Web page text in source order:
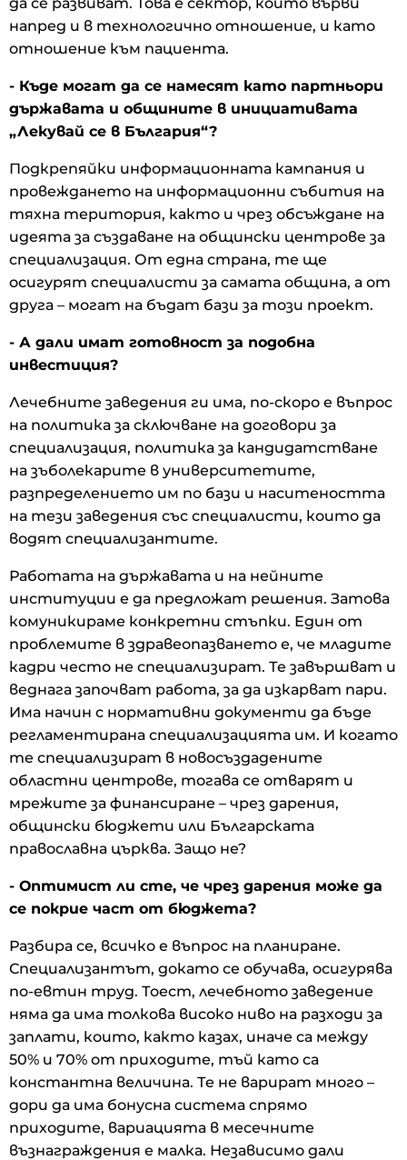
напред и в технологично отношение, и като
отношение към пациента.
- Къде могат да се намесят като партньори
държавата и общините в инициативата
„Лекувай се в България“?
Подкрепяйки информационната кампания и
провеждането на информационни събития на
тяхна територия, както и чрез обсъждане на
идеята за създаване на общински центрове за
специализация. От една страна, те ще
осигурят специалисти за самата община, а от
друга – могат на бъдат бази за този проект.
- А дали имат готовност за подобна
инвестиция?
Лечебните заведения ги има, по-скоро е въпрос
на политика за сключване на договори за
специализация, политика за кандидатстване
на зъболекарите в университетите,
разпределението им по бази и наситеността
на тези заведения със специалисти, които да
водят специализантите.
Работата на държавата и на нейните
институции е да предложат решения. Затова
комуникираме конкретни стъпки. Един от
проблемите в здравеопазването е, че младите
кадри често не специализират. Те завършват и
веднага започват работа, за да изкарват пари.
Има начин с нормативни документи да бъде
регламентирана специализацията им. И когато
те специализират в новосъздадените
областни центрове, тогава се отварят и
мрежите за финансиране – чрез дарения,
общински бюджети или Българската
православна църква. Защо не?
- Оптимист ли сте, че чрез дарения може да
се покрие част от бюджета?
Разбира се, всичко е въпрос на планиране.
Специализантът, докато се обучава, осигурява
по-евтин труд. Тоест, лечебното заведение
няма да има толкова високо ниво на разходи за
заплати, които, както казах, иначе са между
50% и 70% от приходите, тъй като са
константна величина. Те не варират много –
дори да има бонусна система спрямо
приходите, вариацията в месечните
възнаграждения е малка. Независимо дали